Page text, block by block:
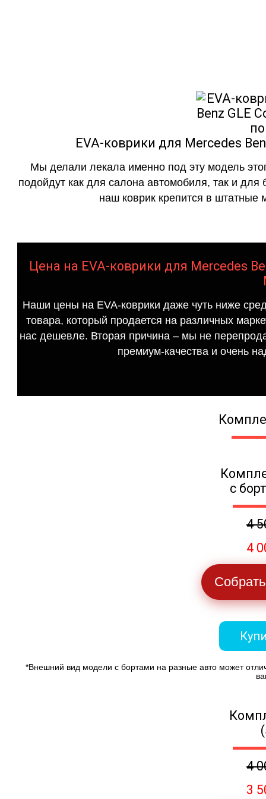
EVA-коврики для Mercedes
Мы делали лекала именно под эту модель
подойдут как для салона автомобиля, так и для
наш коврик крепится в штатные
Цена на EVA-коврики для Mercedes
Наши цены на EVA-коврики даже чуть ниже
товара, который продается на различных
нас дешевле. Вторая причина – мы не
премиум-качества и очень
с
4
4
*Внешний вид модели с бортами на разные авто может
4
3